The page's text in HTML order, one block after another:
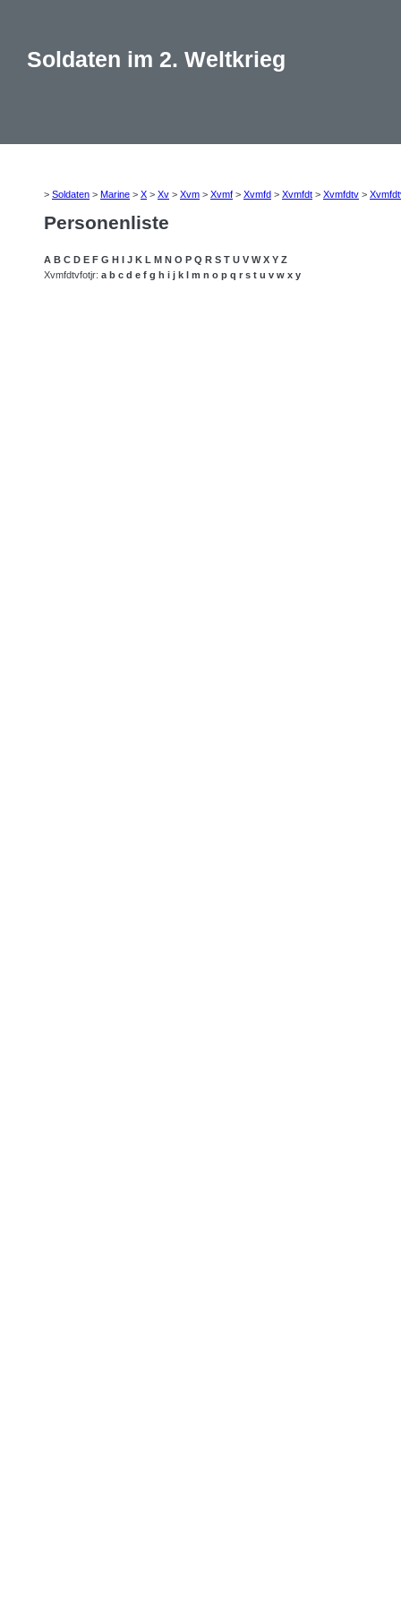
Soldaten im 2. Weltkrieg
> Soldaten > Marine > X > Xv > Xvm > Xvmf > Xvmfd > Xvmfdt > Xvmfdtv >
Personenliste
A B C D E F G H I J K L M N O P Q R S T U V W X Y Z
Xvmfdtvfotjr: a b c d e f g h i j k l m n o p q r s t u v w x y